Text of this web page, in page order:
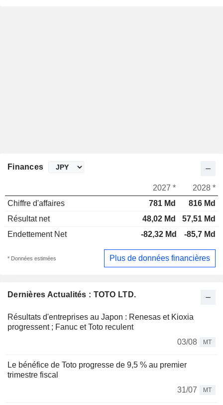
Dernières Actualités : TOTO LTD.
Résultats d'entreprises au Japon : Renesas et Kioxia
progressent ; Fanuc et Toto reculent
03/08
MT
Le bénéfice de Toto progresse de 9,5 % au premier
trimestre fiscal
31/07
MT
Finances
2027 *
2028 *
Chiffre d'affaires
781 Md
816 Md
Résultat net
48,02 Md
57,51 Md
Endettement Net
-82,32 Md -85,7 Md
* Données estimées Plus de données financières